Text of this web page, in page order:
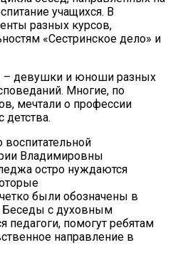
учащихся. В
разных курсов,
«Сестринское дело» и
– девушки и юноши разных
Многие, по
мечтали о профессии
детства.
Владимировны
остро нуждаются
были обозначены в
Беседы с духовным
педагоги, помогут ребятам
направление в